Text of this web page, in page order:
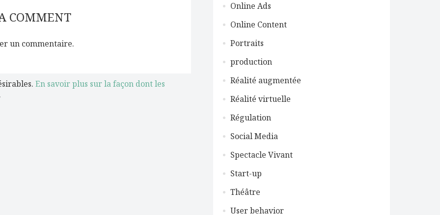
COMMENT
un commentaire.
En savoir plus sur la façon dont les
Online Ads
Online Content
Portraits
production
Réalité augmentée
Réalité virtuelle
Régulation
Social Media
Spectacle Vivant
Start-up
Théâtre
User behavior